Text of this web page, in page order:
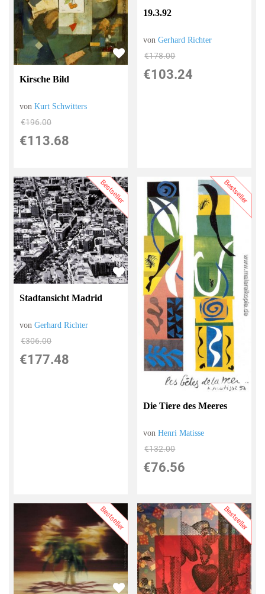
Kirsche Bild
vonKurt Schwitters
€196.00
€113.68
19.3.92
vonGerhard Richter
€178.00
€103.24
Bestseller
Stadtansicht Madrid
vonGerhard Richter
€306.00
€177.48
Bestseller
Die Tiere des Meeres
vonHenri Matisse
€132.00
€76.56
Bestseller Bestseller